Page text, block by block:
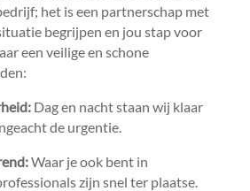
het is een partnerschap met
begrijpen en jou stap voor
een veilige en schone
Dag en nacht staan wij klaar
de urgentie.​
Waar je ook bent in
zijn snel ter plaatse.​